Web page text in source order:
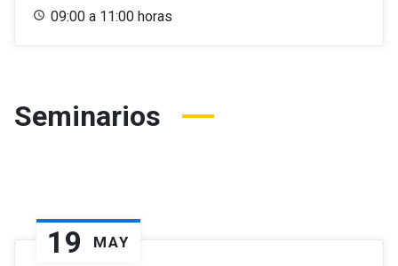
09:00 a 11:00 horas
Seminarios
19 MAY